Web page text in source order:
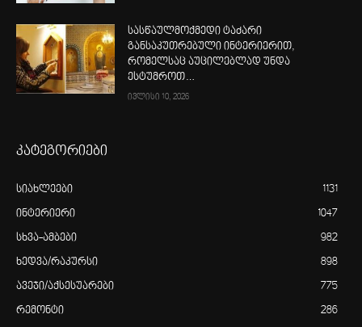
სასწაულმოქმედი ტაძარი
განსაკუთრებული ინტერიერით,
რომელსაც აუცილებლად უნდა
ესტუმროთ…
ივლისი 10, 2026
კატეგორიები
სიახლეები 1131
ინტერიერი 1047
სხვა-ამბები 982
ხედვა/რაკურსი 898
ავეჯი/აქსესუარები 775
რემონტი 286